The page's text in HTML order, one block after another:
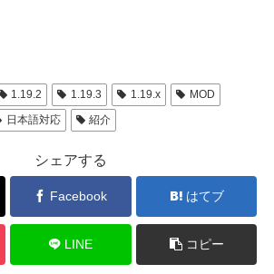
1.19.2 1.19.3 1.19.x
MOD
日本語対応 紹介
シェアする
Facebook はてブ
LINE コピー